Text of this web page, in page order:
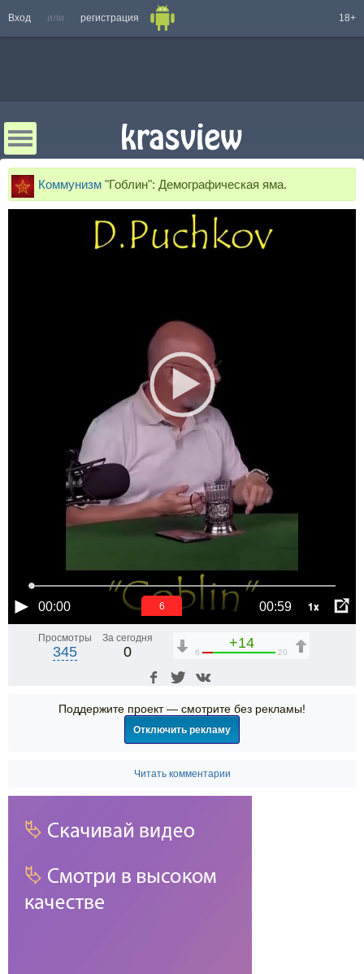
Вход или регистрация 18+
Коммунизм "Гоблин": Демографическая яма.
00:00 00:59 1x
6
Просмотры
345
За сегодня
0
+14
6 20
Поддержите проект — смотрите без рекламы!
Отключить рекламу
Читать комментарии